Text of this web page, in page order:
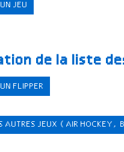
JEU
de la liste
FLIPPER
AUTRES JEUX (AIR HOCKEY,